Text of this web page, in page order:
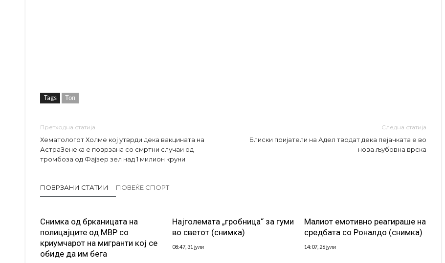
Tags Топ
Претходна статија
Хематологот Холме кој утврди дека вакцината на
АстраЗенека е поврзана со смртни случаи од
тромбоза од Фајзер зел над 1 милион круни
Следна статија
Блиски пријатели на Адел тврдат дека пејачката е во
нова љубовна врска
ПОВРЗАНИ СТАТИИ ПОВЕЌЕ СПОРТ
Снимка од брканицата на
полицајците од МВР со
криумчарот на мигранти кој се
обиде да им бега
Најголемата „гробница“ за гуми
во светот (снимка)
08:47, 31 јули
Малиот емотивно реагираше на
средбата со Роналдо (снимка)
14:07, 26 јули